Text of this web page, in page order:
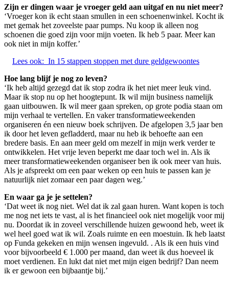
Zijn er dingen waar je vroeger geld aan uitgaf en nu niet meer?
‘Vroeger kon ik echt staan smullen in een schoenenwinkel. Kocht ik
met gemak het zoveelste paar pumps. Nu koop ik alleen nog
schoenen die goed zijn voor mijn voeten. Ik heb 5 paar. Meer kan
ook niet in mijn koffer.’
Lees ook: In 15 stappen stoppen met dure geldgewoontes
Hoe lang blijf je nog zo leven?
‘Ik heb altijd gezegd dat ik stop zodra ik het niet meer leuk vind.
Maar ik stop nu op het hoogtepunt. Ik wil mijn business namelijk
gaan uitbouwen. Ik wil meer gaan spreken, op grote podia staan om
mijn verhaal te vertellen. En vaker transformatieweekenden
organiseren én een nieuw boek schrijven. De afgelopen 3,5 jaar ben
ik door het leven gefladderd, maar nu heb ik behoefte aan een
bredere basis. En aan meer geld om mezelf in mijn werk verder te
ontwikkelen. Het vrije leven beperkt me daar toch wel in. Als ik
meer transformatieweekenden organiseer ben ik ook meer van huis.
Als je afspreekt om een paar weken op een huis te passen kan je
natuurlijk niet zomaar een paar dagen weg.’
En waar ga je je settelen?
‘Dat weet ik nog niet. Wel dat ik zal gaan huren. Want kopen is toch
me nog net iets te vast, al is het financieel ook niet mogelijk voor mij
nu. Doordat ik in zoveel verschillende huizen gewoond heb, weet ik
wel heel goed wat ik wil. Zoals ruimte en een moestuin. Ik heb laatst
op Funda gekeken en mijn wensen ingevuld. . Als ik een huis vind
voor bijvoorbeeld € 1.000 per maand, dan weet ik dus hoeveel ik
moet verdienen. En lukt dat niet met mijn eigen bedrijf? Dan neem
ik er gewoon een bijbaantje bij.’